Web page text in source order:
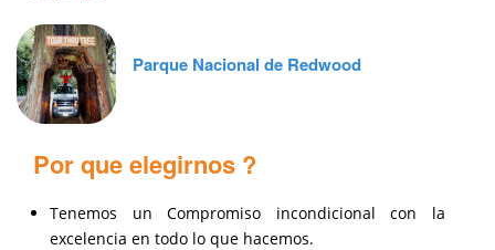
Parque Nacional de Redwood
Por que elegirnos ?
Tenemos un Compromiso incondicional con la
excelencia en todo lo que hacemos.